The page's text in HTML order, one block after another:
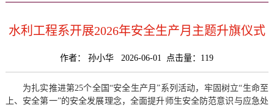
水利工程系开展2026年安全生产月主题升旗仪式
作者： 孙小华 2026-06-01 点击量： 119
为扎实推进第25个全国“安全生产月”系列活动，牢固树立“生命至
上、安全第一”的安全发展理念，全面提升师生安全防范意识与应急处